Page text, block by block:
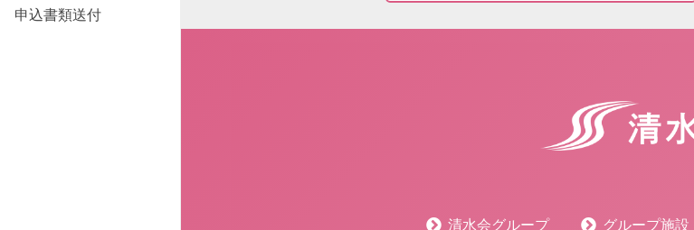
申込書類送付
清水会グループ グループ施設